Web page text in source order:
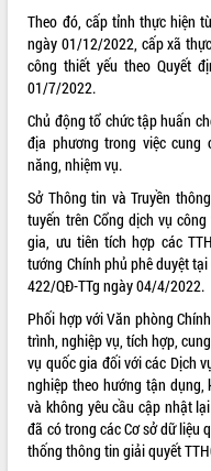
VIDEO
Không có file video nào để phát.
ALBUM ẢNH
LIÊN KẾT WEB
THỐNG KÊ TRUY CẬP
Theo đó, cấp tỉnh thực hiện
ngày 01/12/2022, cấp xã
công thiết yếu theo Quyết
01/7/2022.
Chủ động tổ chức tập huấn
địa phương trong việc cung
năng, nhiệm vụ.
Sở Thông tin và Truyền
tuyến trên Cổng dịch vụ
gia, ưu tiên tích hợp các
tướng Chính phủ phê duyệt
422/QĐ-TTg ngày 04/4/2022.
Phối hợp với Văn phòng
trình, nghiệp vụ, tích hợp,
vụ quốc gia đối với các Dịch
nghiệp theo hướng tận dụng,
và không yêu cầu cập nhật
đã có trong các Cơ sở dữ liệu
thống thông tin giải quyết